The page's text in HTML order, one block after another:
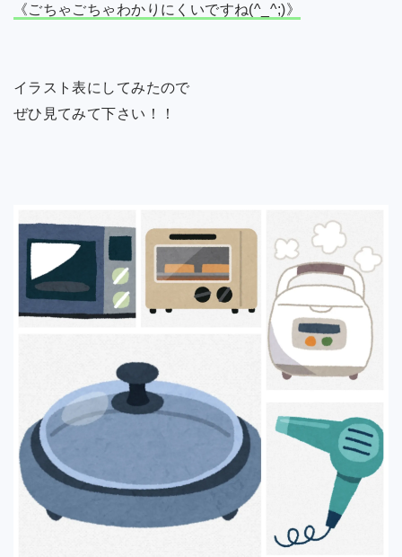
《ごちゃごちゃわかりにくいですね(^_^;)》
イラスト表にしてみたので
ぜひ見てみて下さい！！